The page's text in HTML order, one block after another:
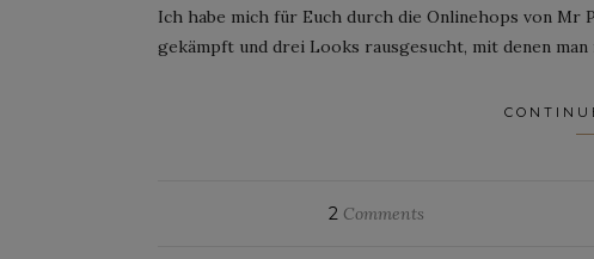
Ich habe mich für Euch durch die Onlinehops von Mr
gekämpft und drei Looks rausgesucht, mit denen
2 Comments